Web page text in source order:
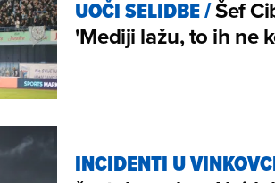
UOČI SELIDBE/Šef
'Mediji lažu, to ih ne
INCIDENTI U